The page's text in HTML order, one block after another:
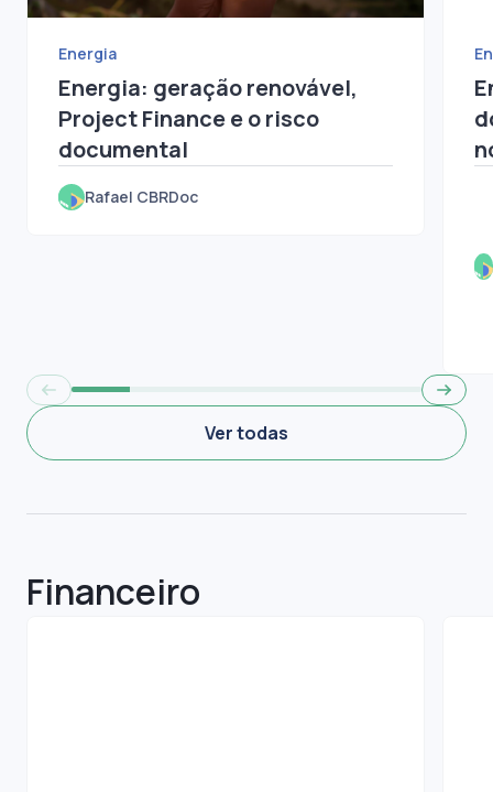
Ver todas
Energia
Energia: geração renovável,
Project Finance e o risco
documental